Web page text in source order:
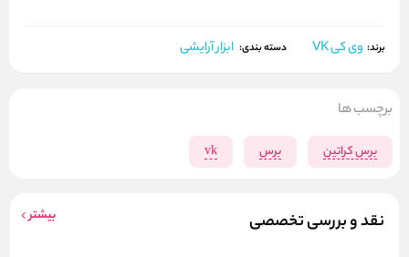
برند: وی کی VK دسته بندی: ابزار آرایشی
نقد و بررسی تخصصی بیشتر
برچسب ها
برس کراتین برس vk